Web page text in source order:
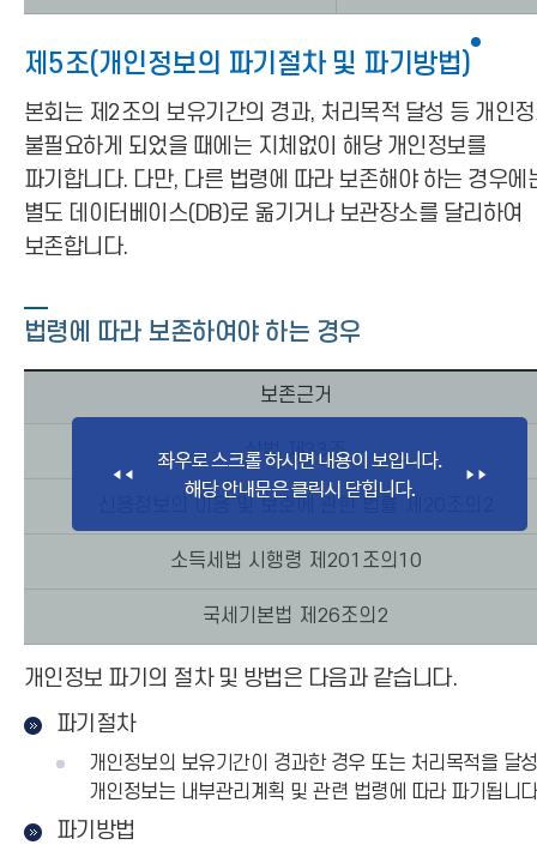
제5조(개인정보의 파기절차 및 파기방법)
본회는 제2조의 보유기간의 경과, 처리목적 달성 등 개인
불필요하게 되었을 때에는 지체없이 해당 개인정보를
파기합니다. 다만, 다른 법령에 따라 보존해야 하는 경우에
별도 데이터베이스(DB)로 옮기거나 보관장소를 달리하여
보존합니다.
법령에 따라 보존하여야 하는 경우
보존근거
상법 제33조
신용정보의 이용 및 보호에 관한 법률 제20조의2
소득세법 시행령 제201조의10
국세기본법 제26조의2
개인정보 파기의 절차 및 방법은 다음과 같습니다.
파기절차
개인정보의 보유기간이 경과한 경우 또는 처리목적을 달
개인정보는 내부관리계획 및 관련 법령에 따라 파기됩니
파기방법